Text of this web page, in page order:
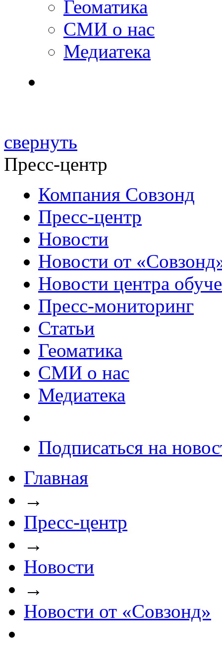
Геоматика
СМИ о нас
Медиатека
свернуть
Пресс-центр
Компания Совзонд
Пресс-центр
Новости
Новости от
Новости центра
Пресс-мониторинг
Статьи
Геоматика
СМИ о нас
Медиатека
Подписаться на
Главная
→
Пресс-центр
→
Новости
→
Новости от «Совзонд»